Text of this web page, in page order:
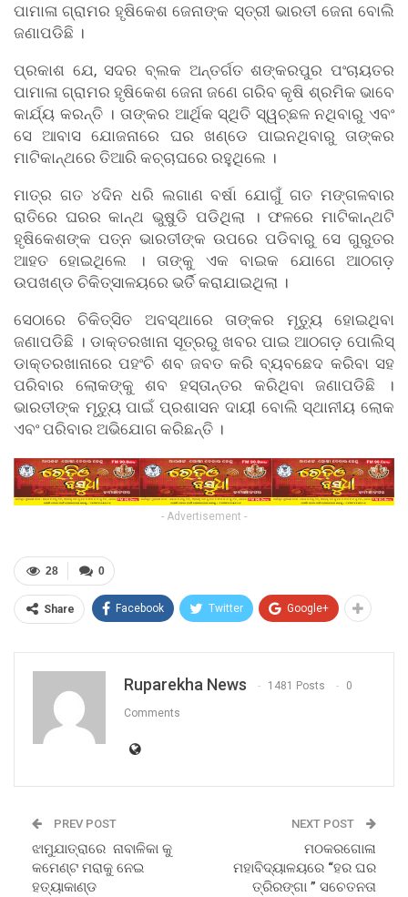
ପାମାଳା ଗ୍ରାମର ହୃଷିକେଶ ଜେନାଙ୍କ ସ୍ତ୍ରୀ ଭାରତୀ ଜେନା ବୋଲି
ଜଣାପଡିଛି ।
ପ୍ରକାଶ ଯେ, ସଦର ବ୍ଲକ ଅନ୍ତର୍ଗତ ଶଙ୍କରପୁର ପଂଚାୟତର
ପାମାଳା ଗ୍ରାମର ହୃଷିକେଶ ଜେନା ଜଣେ ଗରିବ କୃଷି ଶ୍ରମିକ ଭାବେ
କାର୍ଯ୍ୟ କରନ୍ତି । ତାଙ୍କର ଆର୍ଥିକ ସ୍ଥିତି ସ୍ୱଚ୍ଛଳ ନଥିବାରୁ ଏବଂ
ସେ ଆବାସ ଯୋଜନାରେ ଘର ଖଣ୍ଡେ ପାଇନଥିବାରୁ ତାଙ୍କର
ମାଟିକାନ୍ଥରେ ତିଆରି କଚ୍ଚାଘରେ ରହୁଥିଲେ ।
ମାତ୍ର ଗତ ୪ଦିନ ଧରି ଲଗାଣ ବର୍ଷା ଯୋଗୁଁ ଗତ ମଙ୍ଗଳବାର
ରାତିରେ ଘରର କାନ୍ଥ ଭୁଷୁଡି ପଡିଥିଲା । ଫଳରେ ମାଟିକାନ୍ଥଟି
ହୃଷିକେଶଙ୍କ ପତ୍ନ ଭାରତୀଙ୍କ ଉପରେ ପଡିବାରୁ ସେ ଗୁରୁତର
ଆହତ ହୋଇଥିଲେ । ତାଙ୍କୁ ଏକ ବାଇକ ଯୋଗେ ଆଠଗଡ଼
ଉପଖଣ୍ଡ ଚିକିତ୍ସାଳୟରେ ଭର୍ତି କରାଯାଇଥିଲା ।
ସେଠାରେ ଚିକିତ୍ସିତ ଅବସ୍ଥାରେ ତାଙ୍କର ମୃତ୍ୟୁ ହୋଇଥିବା
ଜଣାପଡିଛି । ଡାକ୍ତରଖାନା ସୂତ୍ରରୁ ଖବର ପାଇ ଆଠଗଡ଼ ପୋଲିସ୍
ଡାକ୍ତରଖାନାରେ ପହଂଚି ଶବ ଜବତ କରି ବ୍ୟବଛେଦ କରିବା ସହ
ପରିବାର ଲୋକଙ୍କୁ ଶବ ହସ୍ତାନ୍ତର କରିଥିବା ଜଣାପଡିଛି ।
ଭାରତୀଙ୍କ ମୃତ୍ୟୁ ପାଇଁ ପ୍ରଶାସନ ଦାୟୀ ବୋଲି ସ୍ଥାନୀୟ ଲୋକ
ଏବଂ ପରିବାର ଅଭିଯୋଗ କରିଛନ୍ତି ।
- Advertisement -
0
28
Share Facebook Twitter Google+
Ruparekha News 1481 Posts 0
Comments
PREV POST
ଝାମୁଯାତ୍ରାରେ ନାବାଳିକା କୁ
କମେଣ୍ଟ ମରାକୁ ନେଇ
ହତ୍ୟାକାଣ୍ଡ
NEXT POST
ମଠକରଗୋଳା
ମହାବିଦ୍ୟାଳୟରେ “ହର ଘର
ତ୍ରିରଙ୍ଗା ” ସଚେତନତା